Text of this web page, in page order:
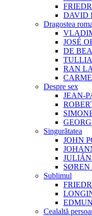
DAVID
Dragostea
JOSÉ
DE
TULLIA
RAN
Despre sex
JEAN-
Singurătatea
JOHN
Sublimul
Cealaltă